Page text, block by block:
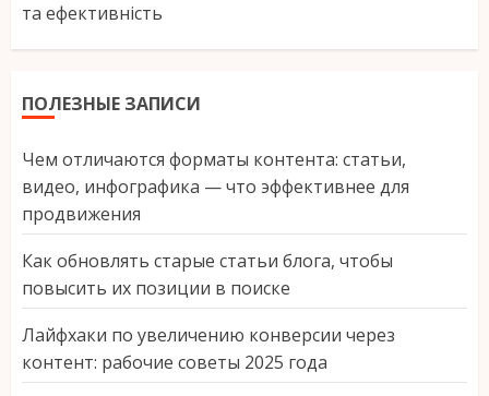
та ефективність
ПОЛЕЗНЫЕ ЗАПИСИ
Чем отличаются форматы контента: статьи,
видео, инфографика — что эффективнее для
продвижения
Как обновлять старые статьи блога, чтобы
повысить их позиции в поиске
Лайфхаки по увеличению конверсии через
контент: рабочие советы 2025 года